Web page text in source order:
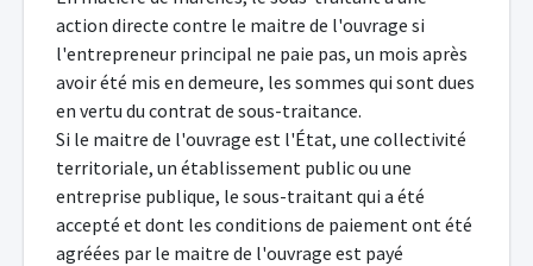
action directe contre le maitre de l'ouvrage si
l'entrepreneur principal ne paie pas, un mois après
avoir été mis en demeure, les sommes qui sont dues
en vertu du contrat de sous-traitance.
Si le maitre de l'ouvrage est l'État, une collectivité
territoriale, un établissement public ou une
entreprise publique, le sous-traitant qui a été
accepté et dont les conditions de paiement ont été
agréées par le maitre de l'ouvrage est payé